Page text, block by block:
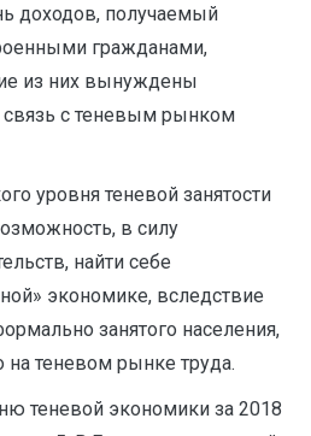
доходов, получаемый
гражданами,
из них вынуждены
с теневым рынком
уровня теневой занятости
в силу
найти себе
экономике, вследствие
занятого населения,
на теневом рынке труда.
теневой экономики за 2018